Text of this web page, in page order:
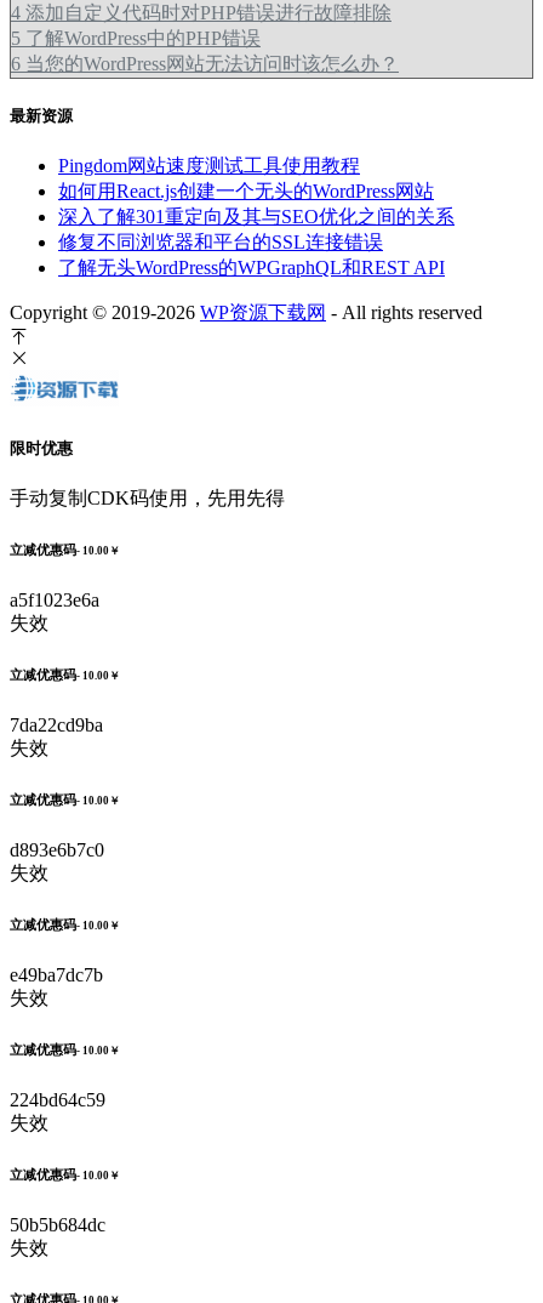
4 添加自定义代码时对PHP错误进行故障排除
5 了解WordPress中的PHP错误
6 当您的WordPress网站无法访问时该怎么办？
最新资源
Pingdom网站速度测试工具使用教程
如何用React.js创建一个无头的WordPress网站
深入了解301重定向及其与SEO优化之间的关系
修复不同浏览器和平台的SSL连接错误
了解无头WordPress的WPGraphQL和REST API
Copyright © 2019-2026 WP资源下载网 - All rights reserved
限时优惠
手动复制CDK码使用，先用先得
立减优惠码- 10.00￥
a5f1023e6a
失效
立减优惠码- 10.00￥
7da22cd9ba
失效
立减优惠码- 10.00￥
d893e6b7c0
失效
立减优惠码- 10.00￥
e49ba7dc7b
失效
立减优惠码- 10.00￥
224bd64c59
失效
立减优惠码- 10.00￥
50b5b684dc
失效
立减优惠码